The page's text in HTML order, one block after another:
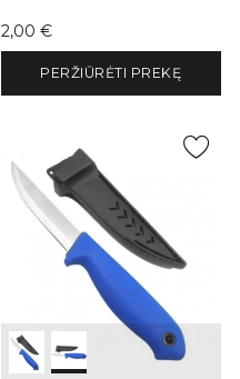
Kaina
2,00 €
PERŽIŪRĖTI PREKĘ